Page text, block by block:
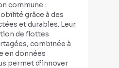
commune :
grâce à des
et durables. Leur
de flottes
combinée à
en données
permet d’innover